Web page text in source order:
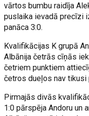
vārtos bumbu raidīja
puslaika ievadā precīzi
panāca 3:0.
Kvalifikācijas K grupā
Albānija četrās cīņās
četriem punktiem
četros dueļos nav tikusi
Pirmajās divās
1:0 pārspēja Andoru un